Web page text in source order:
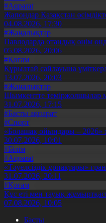
#Aqparat
Жапондар Қазақстан
04.08.2026, 17:30
#Жаңалықтар
Павлодарда отандық өнім
05.08.2026, 20:06
#Қоғам
Құрылтай сайлауына
13.07.2026, 20:03
#Жаңалықтар
Шымкентте теміржолшылар
31.07.2026, 17:15
#Басты ақпарат
#Спорт
«Болашақ ойындары – 2026»
30.07.2026, 10:01
#Білім
#Aqparat
«Тәуелсіздік ұрпақтары»
31.07.2026, 20:11
#Қоғам
Құс еті мен тауық
07.08.2026, 10:05
Басты